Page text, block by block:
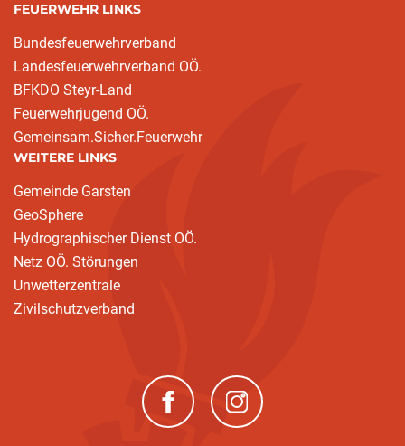
FEUERWEHR LINKS
Bundesfeuerwehrverband
Landesfeuerwehrverband OÖ.
BFKDO Steyr-Land
Feuerwehrjugend OÖ.
Gemeinsam.Sicher.Feuerwehr
WEITERE LINKS
Gemeinde Garsten
GeoSphere
Hydrographischer Dienst OÖ.
Netz OÖ. Störungen
Unwetterzentrale
Zivilschutzverband
(neues Fenster)(neues Fenster)